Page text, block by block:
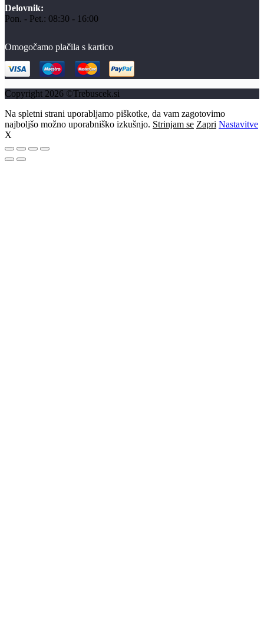
Delovnik:
Pon. - Pet.: 08:30 - 16:00
Omogočamo plačila s kartico
Copyright 2026 ©Trebuscek.si
Na spletni strani uporabljamo piškotke, da vam zagotovimo
najboljšo možno uporabniško izkušnjo. Strinjam se Zapri Nastavitve
X